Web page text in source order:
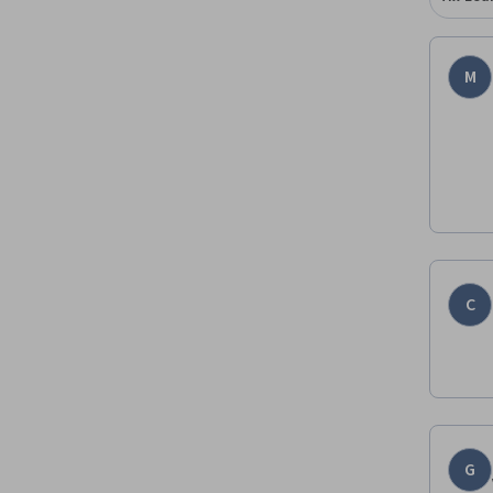
M
C
G